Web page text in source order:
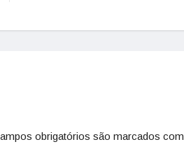
obrigatórios são marcados com